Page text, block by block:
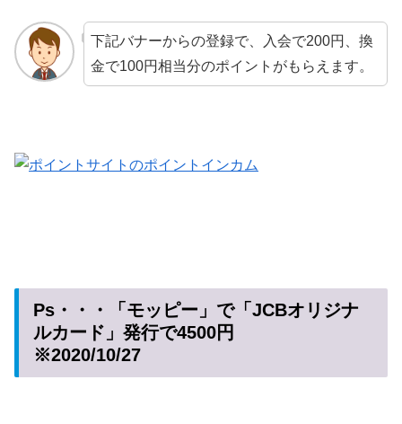
下記バナーからの登録で、入会で200円、換
金で100円相当分のポイントがもらえます。
Ps・・・「モッピー」で「JCBオリジナ
ルカード」発行で4500円
※2020/10/27